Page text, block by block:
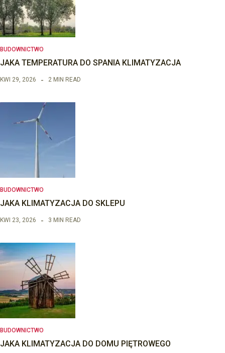
BUDOWNICTWO
JAKA TEMPERATURA DO SPANIA KLIMATYZACJA
KWI 29, 2026 2 MIN READ
BUDOWNICTWO
JAKA KLIMATYZACJA DO SKLEPU
KWI 23, 2026 3 MIN READ
BUDOWNICTWO
JAKA KLIMATYZACJA DO DOMU PIĘTROWEGO